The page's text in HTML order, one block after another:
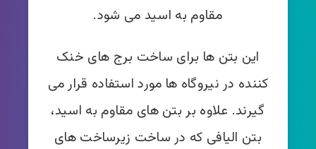
مقاوم به اسید می شود.
این بتن ها برای ساخت برج های خنک
کنند‌ه در نیروگاه ها مورد استفاده قرار می
گیرند. علاوه بر بتن های مقاوم به اسید،
بتن الیافی که در ساخت زیرساخت های